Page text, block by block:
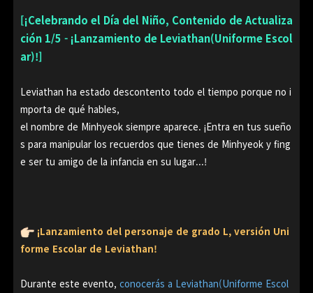
[¡Celebrando el Día del Niño, Contenido de Actualiza
ción 1/5 - ¡Lanzamiento de Leviathan(Uniforme Escol
ar)!]
Leviathan ha estado descontento todo el tiempo porque no i
mporta de qué hables,
el nombre de Minhyeok siempre aparece. ¡Entra en tus sueño
s para manipular los recuerdos que tienes de Minhyeok y fing
e ser tu amigo de la infancia en su lugar...!
¡Lanzamiento del personaje de grado L, versión Uni
forme Escolar de Leviathan!
Durante este evento, conocerás a Leviathan(Uniforme Escol